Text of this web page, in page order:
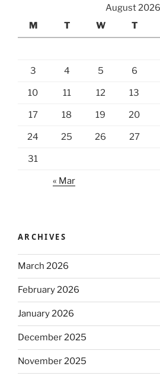
August 2026
M
T W T
3 4 5 6
10 11 12 13
17 18 19 20
24 25 26 27
31
« Mar
ARCHIVES
March 2026
February 2026
January 2026
December 2025
November 2025